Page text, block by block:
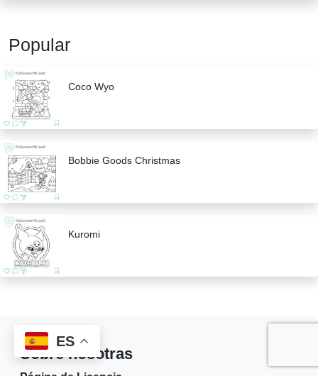
Popular
Coco Wyo
Bobbie Goods Christmas
Kuromi
Sobre nosotras
ES